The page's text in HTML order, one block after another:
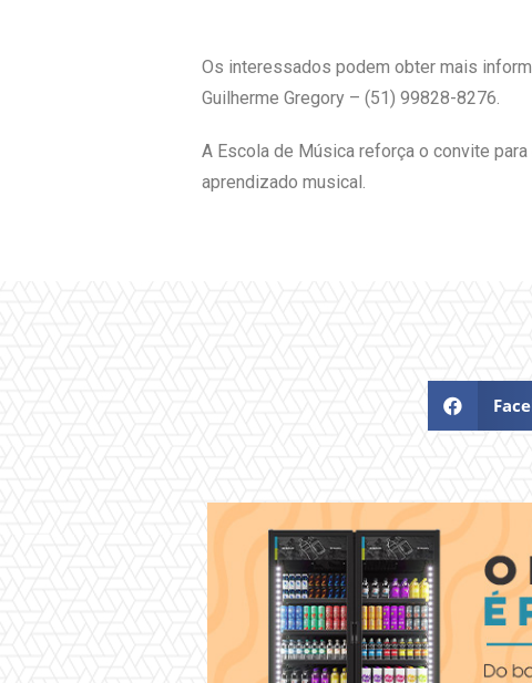
Os interessados podem obter mais
Guilherme Gregory – (51) 99828-8276.
A Escola de Música reforça o convite
aprendizado musical.